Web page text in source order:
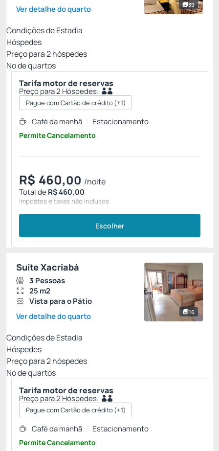
39
Ver detalhe do quarto
Condições de Estadia
Hóspedes
Preço para2hóspedes
Nº de quartos
Tarifa motor de reservas
Preço para 2 Hóspedes:
Pague com Cartão de crédito(+1)
Café da manhã Estacionamento
Permite Cancelamento
R$ 460,00 /noite
Total deR$ 460,00
Impostos e taxas não inclusos
Escolher
16
Suíte Xacriabá
3 Pessoas
25 m2
Vista para o Pátio
Ver detalhe do quarto
Condições de Estadia
Hóspedes
Preço para2hóspedes
Nº de quartos
Tarifa motor de reservas
Preço para 2 Hóspedes:
Pague com Cartão de crédito(+1)
Café da manhã Estacionamento
Permite Cancelamento